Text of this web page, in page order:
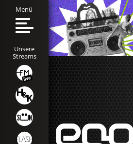
Menü
Unsere
Streams